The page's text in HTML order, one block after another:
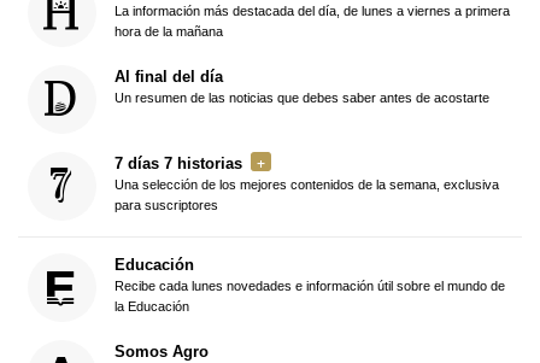
La información más destacada del día, de lunes a viernes a primera
hora de la mañana
Al final del día
Un resumen de las noticias que debes saber antes de acostarte
7 días 7 historias
Una selección de los mejores contenidos de la semana, exclusiva
para suscriptores
Educación
Recibe cada lunes novedades e información útil sobre el mundo de
la Educación
Somos Agro